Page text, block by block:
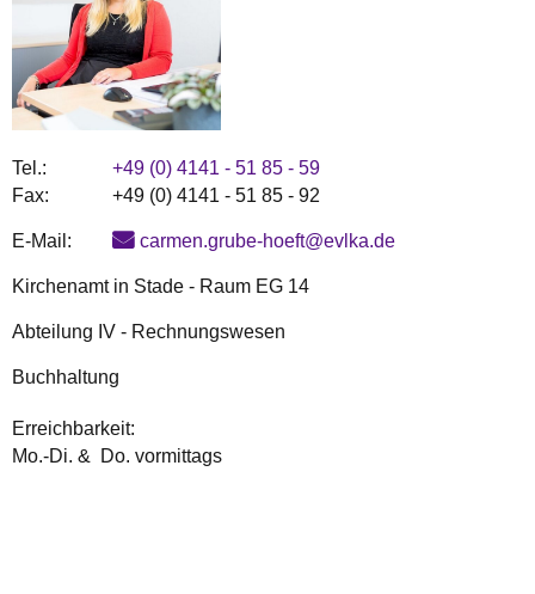
Tel.:
+49 (0) 4141 - 51 85 - 59
Fax:
+49 (0) 4141 - 51 85 - 92
E-Mail: carmen.grube-hoeft@evlka.de
Kirchenamt in Stade - Raum EG 14
Abteilung IV - Rechnungswesen
Buchhaltung
Erreichbarkeit:
Mo.-Di. & Do. vormittags